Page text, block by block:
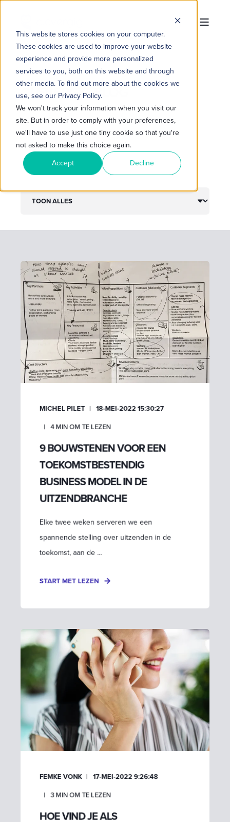
This website stores cookies on your computer.
These cookies are used to improve your website
experience and provide more personalized
services to you, both on this website and through
other media. To find out more about the cookies we
use, see our Privacy Policy.
We won't track your information when you visit our
site. But in order to comply with your preferences,
we'll have to use just one tiny cookie so that you're
not asked to make this choice again.
Accept
Decline
CLEVERGIG BLOG
MICHEL PILET 18-MEI-2022 15:30:27
4MIN OM TE LEZEN
9 BOUWSTENEN VOOR EEN
TOEKOMSTBESTENDIG
BUSINESS MODEL IN DE
UITZENDBRANCHE
Elke twee weken serveren we een
spannende stelling over uitzenden in de
toekomst, aan de ...
START MET LEZEN
FEMKE VONK 17-MEI-2022 9:26:48
3MIN OM TE LEZEN
HOE VIND JE ALS